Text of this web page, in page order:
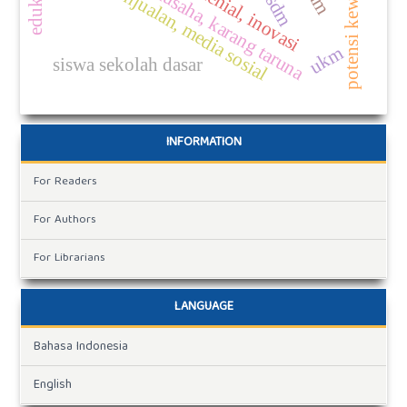
sdm
ukm
siswa sekolah dasar
INFORMATION
For Readers
For Authors
For Librarians
LANGUAGE
Bahasa Indonesia
English